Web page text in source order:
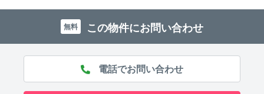
キッチン
システムキッチン
室内設備
室内洗濯機置場
無料 この物件にお問い合わせ